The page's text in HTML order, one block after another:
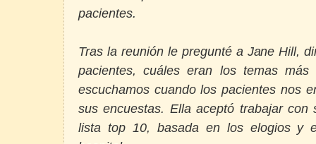
pacientes.
Tras la reunión le pregunté a Jane Hill,
pacientes, cuáles eran los temas
escuchamos cuando los pacientes nos
sus encuestas. Ella aceptó trabajar
lista top 10, basada en los elogios y